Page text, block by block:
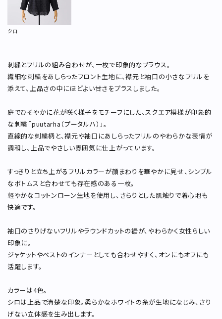
クロ
刺繍とフリルの組み合わせが、一枚で印象的なブラウス。
繊細な刺繍をあしらったフロント生地に、襟元と袖口の小さなフリルを
添えて、上品さの中にほどよい甘さをプラスしました。
庭でひそやかに花が咲く様子をモチーフにした、スクエア模様が印象的
な刺繍「puutarha（プータルハ）」。
直線的な刺繍柄と、襟元や袖口にあしらったフリルのやわらかな表情が
調和し、上品でやさしい雰囲気に仕上がっています。
すっきりと立ち上がるフリルカラーが顔まわりを華やかに見せ、シンプル
なボトムスと合わせても存在感のある一枚。
軽やかなコットンローン生地を使用し、さらりとした肌触りで着心地も
快適です。
袖口のさりげないフリルやラウンドカットの裾が、やわらかく女性らしい
印象に。
ジャケットやベストのインナーとしても合わせやすく、オンにもオフにも
活躍します。
カラーは4色。
シロは上品で清楚な印象。柔らかなホワイトの糸が生地になじみ、さり
げない立体感を生み出します。